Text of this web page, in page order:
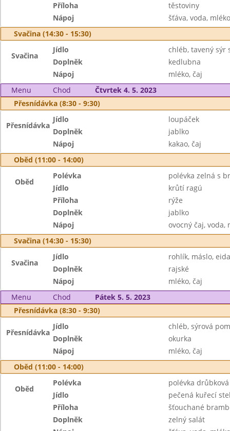
Příloha
těstoviny
Nápoj
šťáva, voda, mléko
Svačina (14:30 - 15:30)
Svačina
Jídlo
chléb, tavený sýr
Doplněk
kedlubna
Nápoj
mléko, čaj
Menu
Chod
Čtvrtek 4. 5. 2023
Přesnídávka (8:30 - 9:30)
Přesnídávka
Jídlo
loupáček
Doplněk
jablko
Nápoj
kakao, čaj
Oběd (11:00 - 14:00)
Oběd
Polévka
polévka zelná s
Jídlo
krůtí ragú
Příloha
rýže
Doplněk
jablko
Nápoj
ovocný čaj, voda,
Svačina (14:30 - 15:30)
Svačina
Jídlo
rohlík, máslo,
Doplněk
rajské
Nápoj
mléko, čaj
Menu
Chod
Pátek 5. 5. 2023
Přesnídávka (8:30 - 9:30)
Přesnídávka
Jídlo
chléb, sýrová
Doplněk
okurka
Nápoj
mléko, čaj
Oběd (11:00 - 14:00)
Oběd
Polévka
polévka drůbková
Jídlo
pečená kuřecí
Příloha
šťouchané
Doplněk
zelný salát